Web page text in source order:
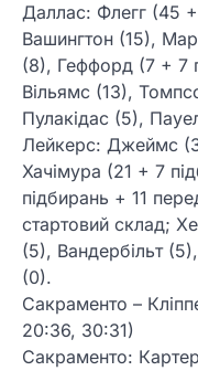
Даллас: Флегг (45
Вашингтон (15),
(8), Геффорд (7 + 7
Вільямс (13),
Пулакідас (5),
Лейкерс: Джеймс
Хачімура (21 + 7
підбирань + 11
стартовий склад;
(5), Вандербільт
(0).
Сакраменто –
20:36, 30:31)
Сакраменто: